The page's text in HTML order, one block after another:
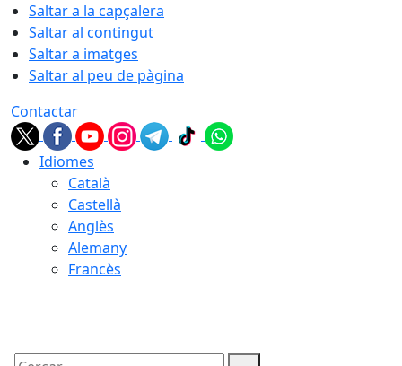
Saltar a la capçalera
Saltar al contingut
Saltar a imatges
Saltar al peu de pàgina
Contactar
Idiomes
Català
Castellà
Anglès
Alemany
Francès